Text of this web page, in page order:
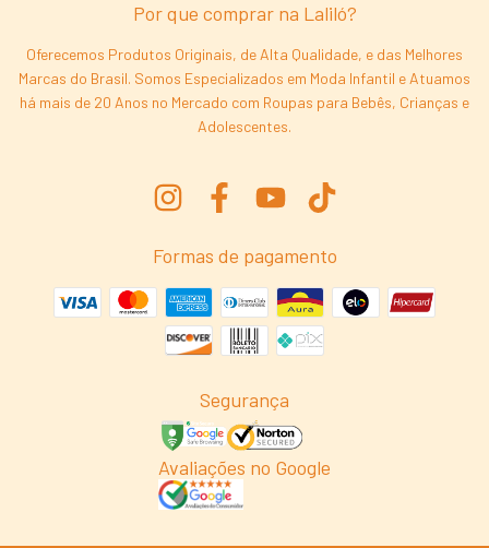
Por que comprar na Laliló?
Oferecemos Produtos Originais, de Alta Qualidade, e das Melhores
Marcas do Brasil. Somos Especializados em Moda Infantil e Atuamos
há mais de 20 Anos no Mercado com Roupas para Bebês, Crianças e
Adolescentes.
Formas de pagamento
Segurança
Avaliações no Google